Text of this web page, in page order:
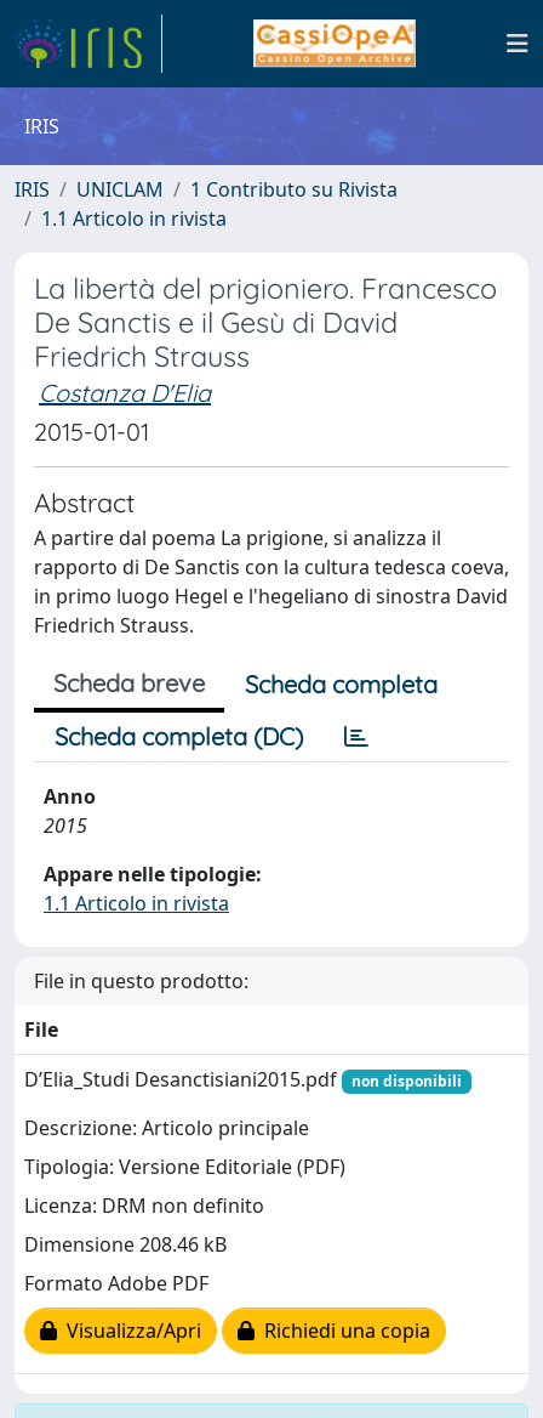
IRIS
IRIS UNICLAM
1 Contributo su Rivista
1.1 Articolo in rivista
La libertà del prigioniero. Francesco
De Sanctis e il Gesù di David
Friedrich Strauss
Costanza D'Elia
2015-01-01
Abstract
A partire dal poema La prigione, si analizza il
rapporto di De Sanctis con la cultura tedesca coeva,
in primo luogo Hegel e l'hegeliano di sinostra David
Friedrich Strauss.
Scheda breve
Scheda completa
Scheda completa (DC)
Anno
2015
Appare nelle tipologie:
1.1 Articolo in rivista
File in questo prodotto:
File
D’Elia_Studi Desanctisiani2015.pdf
non disponibili
Descrizione: Articolo principale
Tipologia: Versione Editoriale (PDF)
Licenza: DRM non definito
Dimensione 208.46 kB
Formato Adobe PDF
Visualizza/Apri
Richiedi una copia